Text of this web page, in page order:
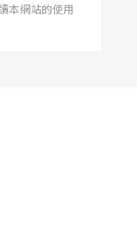
本網站的使用